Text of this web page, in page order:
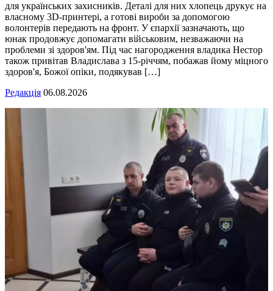
для українських захисників. Деталі для них хлопець друкує на
власному 3D-принтері, а готові вироби за допомогою
волонтерів передають на фронт. У єпархії зазначають, що
юнак продовжує допомагати військовим, незважаючи на
проблеми зі здоров'ям. Під час нагородження владика Нестор
також привітав Владислава з 15-річчям, побажав йому міцного
здоров'я, Божої опіки, подякував […]
Редакція 06.08.2026